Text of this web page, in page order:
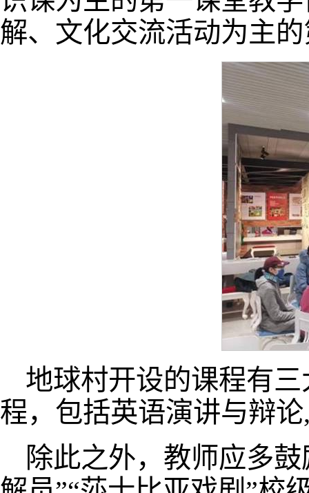
解、文化交流活动为主
地球村开设的课程有
程，包括英语演讲与辩
除此之外，教师应多